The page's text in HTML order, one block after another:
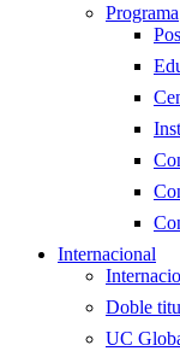
Programa
Internacional
Doble
UC